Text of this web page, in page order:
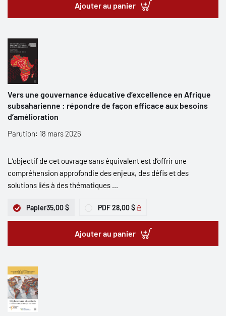
Ajouter au panier
Vers une gouvernance éducative d’excellence en Afrique
subsaharienne : répondre de façon efficace aux besoins
d’amélioration
Parution: 18 mars 2026
L’objectif de cet ouvrage sans équivalent est d’offrir une
compréhension approfondie des enjeux, des défis et des
solutions liés à des thématiques ...
Papier35,00 $ PDF28,00 $
Ajouter au panier